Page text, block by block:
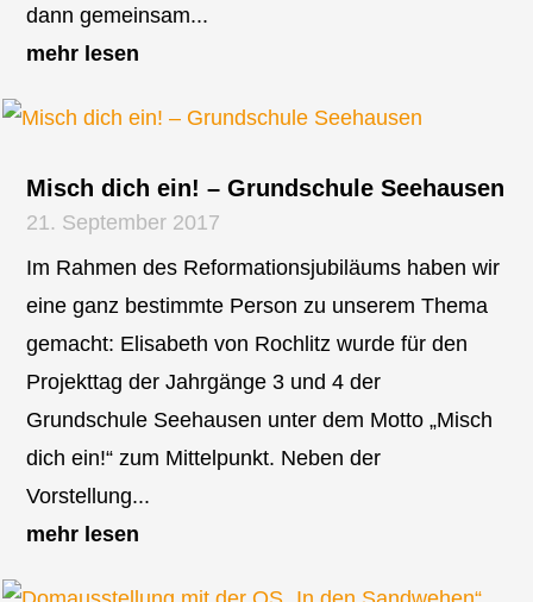
dann gemeinsam...
mehr lesen
Misch dich ein! – Grundschule Seehausen
21. September 2017
Im Rahmen des Reformationsjubiläums haben wir
eine ganz bestimmte Person zu unserem Thema
gemacht: Elisabeth von Rochlitz wurde für den
Projekttag der Jahrgänge 3 und 4 der
Grundschule Seehausen unter dem Motto „Misch
dich ein!“ zum Mittelpunkt. Neben der
Vorstellung...
mehr lesen